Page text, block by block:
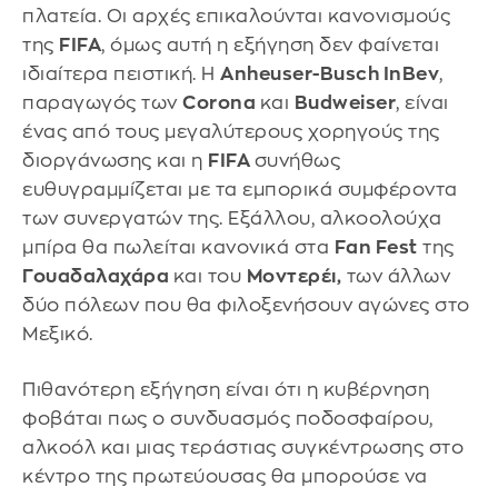
πλατεία. Οι αρχές επικαλούνται κανονισμούς
της FIFA, όμως αυτή η εξήγηση δεν φαίνεται
ιδιαίτερα πειστική. Η Anheuser-Busch InBev,
παραγωγός των Corona και Budweiser, είναι
ένας από τους μεγαλύτερους χορηγούς της
διοργάνωσης και η FIFA συνήθως
ευθυγραμμίζεται με τα εμπορικά συμφέροντα
των συνεργατών της. Εξάλλου, αλκοολούχα
μπίρα θα πωλείται κανονικά στα Fan Fest της
Γουαδαλαχάρα και του Μοντερέι, των άλλων
δύο πόλεων που θα φιλοξενήσουν αγώνες στο
Μεξικό.
Πιθανότερη εξήγηση είναι ότι η κυβέρνηση
φοβάται πως ο συνδυασμός ποδοσφαίρου,
αλκοόλ και μιας τεράστιας συγκέντρωσης στο
κέντρο της πρωτεύουσας θα μπορούσε να